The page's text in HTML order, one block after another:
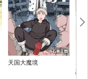
天国大魔境
ホ
話】